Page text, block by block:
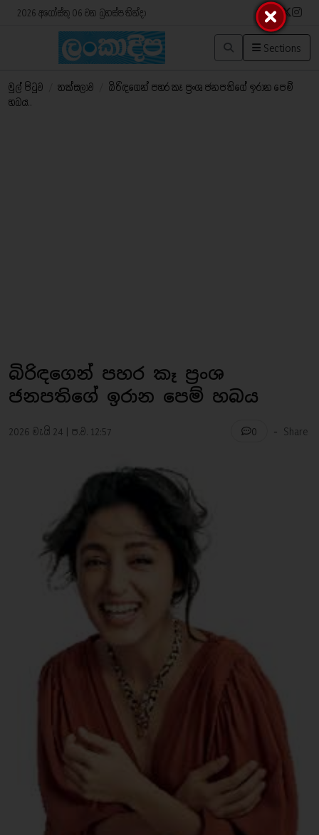
2026 අගෝස්තු 06 වන බ්‍රහස්පතින්දා
Sections
මුල් පිටුව තක්සලාව
බිරිඳගෙන් පහර කෑ ප්‍රංශ ජනපතිගේ ඉරාන පෙම්
හබය..
බිරිඳගෙන් පහර කෑ ප්‍රංශ
ජනපතිගේ ඉරාන පෙම් හබය
2026 මැයි 24 | ප.ව. 12:57 0 - Share